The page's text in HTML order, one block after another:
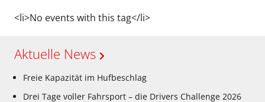
<li>No events with this tag</li>
Aktuelle News
Freie Kapazität im Hufbeschlag
Drei Tage voller Fahrsport – die Drivers Challenge 2026